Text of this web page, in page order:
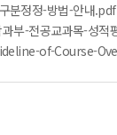
분정정-방법-안내.pdf
과부-전공교과목-
of-Course-